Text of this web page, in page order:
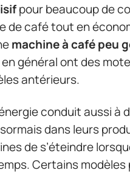
pour beaucoup de
de café tout en
machine à café peu
général ont des
antérieurs.
conduit aussi à
dans leurs
de s’éteindre
Certains